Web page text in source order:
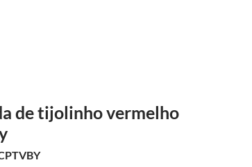
de tijolinho vermelho